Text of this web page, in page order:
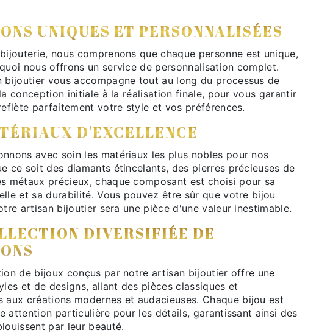
UNIQUES ET PERSONNALISÉES
nous comprenons que chaque personne est unique,
nous offrons un service de personnalisation complet.
bijoutier vous accompagne tout au long du processus de
conception initiale à la réalisation finale, pour vous garantir
parfaitement votre style et vos préférences.
D'EXCELLENCE
avec soin les matériaux les plus nobles pour nos
ce soit des diamants étincelants, des pierres précieuses de
métaux précieux, chaque composant est choisi pour sa
et sa durabilité. Vous pouvez être sûr que votre bijou
artisan bijoutier sera une pièce d'une valeur inestimable.
DIVERSIFIÉE DE
de bijoux conçus par notre artisan bijoutier offre une
et de designs, allant des pièces classiques et
aux créations modernes et audacieuses. Chaque bijou est
attention particulière pour les détails, garantissant ainsi des
par leur beauté.